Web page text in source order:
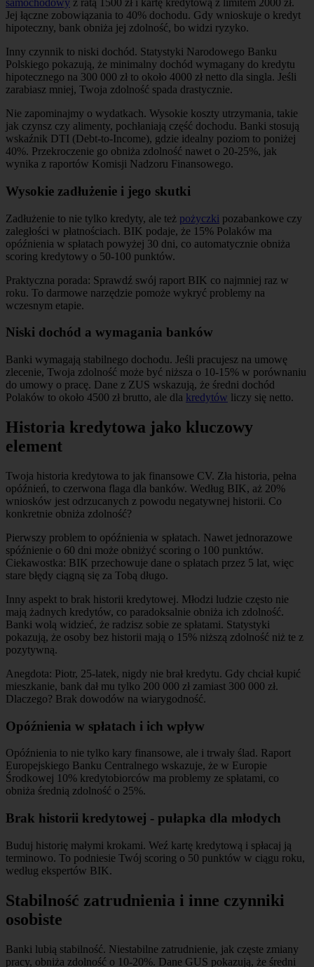
samochodowy z ratą 1500 zł i kartę kredytową z limitem 2000 zł.
Jej łączne zobowiązania to 40% dochodu. Gdy wnioskuje o kredyt
hipoteczny, bank obniża jej zdolność, bo widzi ryzyko.
Inny czynnik to niski dochód. Statystyki Narodowego Banku
Polskiego pokazują, że minimalny dochód wymagany do kredytu
hipotecznego na 300 000 zł to około 4000 zł netto dla singla. Jeśli
zarabiasz mniej, Twoja zdolność spada drastycznie.
Nie zapominajmy o wydatkach. Wysokie koszty utrzymania, takie
jak czynsz czy alimenty, pochłaniają część dochodu. Banki stosują
wskaźnik DTI (Debt-to-Income), gdzie idealny poziom to poniżej
40%. Przekroczenie go obniża zdolność nawet o 20-25%, jak
wynika z raportów Komisji Nadzoru Finansowego.
Wysokie zadłużenie i jego skutki
Zadłużenie to nie tylko kredyty, ale też pożyczki pozabankowe czy
zaległości w płatnościach. BIK podaje, że 15% Polaków ma
opóźnienia w spłatach powyżej 30 dni, co automatycznie obniża
scoring kredytowy o 50-100 punktów.
Praktyczna porada: Sprawdź swój raport BIK co najmniej raz w
roku. To darmowe narzędzie pomoże wykryć problemy na
wczesnym etapie.
Niski dochód a wymagania banków
Banki wymagają stabilnego dochodu. Jeśli pracujesz na umowę
zlecenie, Twoja zdolność może być niższa o 10-15% w porównaniu
do umowy o pracę. Dane z ZUS wskazują, że średni dochód
Polaków to około 4500 zł brutto, ale dla kredytów liczy się netto.
Historia kredytowa jako kluczowy
element
Twoja historia kredytowa to jak finansowe CV. Zła historia, pełna
opóźnień, to czerwona flaga dla banków. Według BIK, aż 20%
wniosków jest odrzucanych z powodu negatywnej historii. Co
konkretnie obniża zdolność?
Pierwszy problem to opóźnienia w spłatach. Nawet jednorazowe
spóźnienie o 60 dni może obniżyć scoring o 100 punktów.
Ciekawostka: BIK przechowuje dane o spłatach przez 5 lat, więc
stare błędy ciągną się za Tobą długo.
Inny aspekt to brak historii kredytowej. Młodzi ludzie często nie
mają żadnych kredytów, co paradoksalnie obniża ich zdolność.
Banki wolą widzieć, że radzisz sobie ze spłatami. Statystyki
pokazują, że osoby bez historii mają o 15% niższą zdolność niż te z
pozytywną.
Anegdota: Piotr, 25-latek, nigdy nie brał kredytu. Gdy chciał kupić
mieszkanie, bank dał mu tylko 200 000 zł zamiast 300 000 zł.
Dlaczego? Brak dowodów na wiarygodność.
Opóźnienia w spłatach i ich wpływ
Opóźnienia to nie tylko kary finansowe, ale i trwały ślad. Raport
Europejskiego Banku Centralnego wskazuje, że w Europie
Środkowej 10% kredytobiorców ma problemy ze spłatami, co
obniża średnią zdolność o 25%.
Brak historii kredytowej - pułapka dla młodych
Buduj historię małymi krokami. Weź kartę kredytową i spłacaj ją
terminowo. To podniesie Twój scoring o 50 punktów w ciągu roku,
według ekspertów BIK.
Stabilność zatrudnienia i inne czynniki
osobiste
Banki lubią stabilność. Niestabilne zatrudnienie, jak częste zmiany
pracy, obniża zdolność o 10-20%. Dane GUS pokazują, że średni